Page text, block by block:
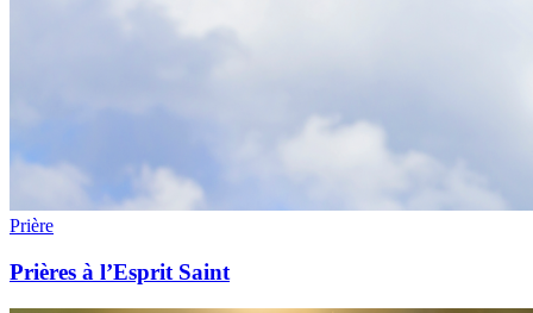
Prière
Prières à l’Esprit Saint